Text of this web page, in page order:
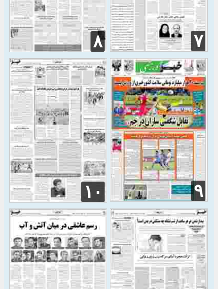
۷ ۸
۹ ۱۰